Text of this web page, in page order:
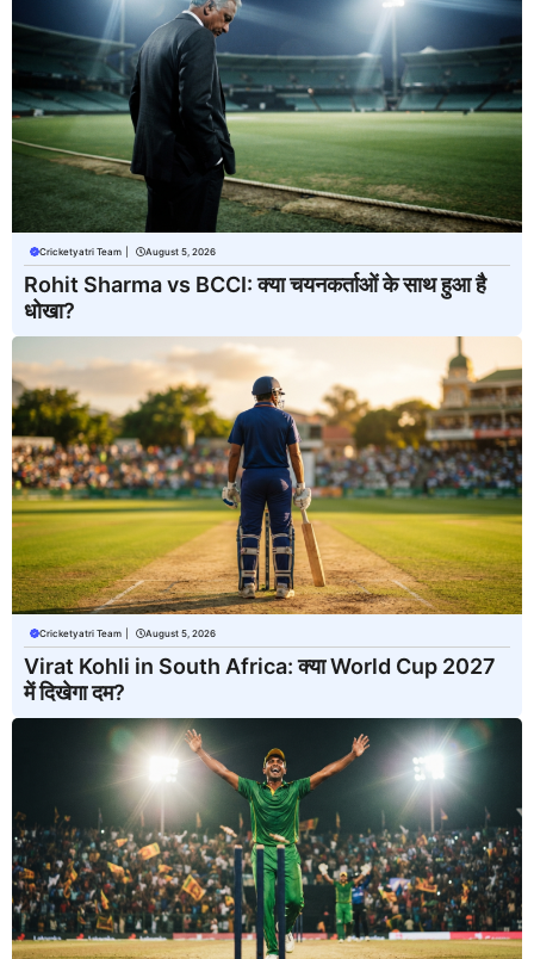
Cricketyatri Team August 5, 2026
Rohit Sharma vs BCCI: क्या चयनकर्ताओं के साथ हुआ है
धोखा?
Cricketyatri Team August 5, 2026
Virat Kohli in South Africa: क्या World Cup 2027
में दिखेगा दम?